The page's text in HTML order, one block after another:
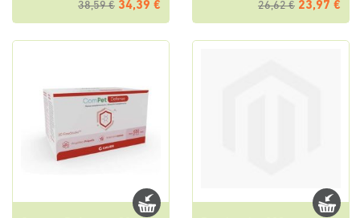
38,59 € 34,39 € 26,62 € 23,97 €